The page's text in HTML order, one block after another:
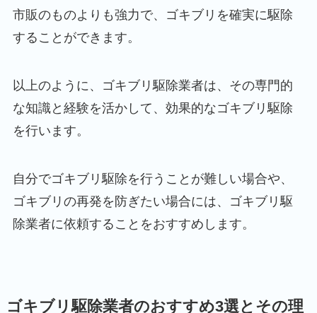
市販のものよりも強力で、ゴキブリを確実に駆除
することができます。
以上のように、ゴキブリ駆除業者は、その専門的
な知識と経験を活かして、効果的なゴキブリ駆除
を行います。
自分でゴキブリ駆除を行うことが難しい場合や、
ゴキブリの再発を防ぎたい場合には、ゴキブリ駆
除業者に依頼することをおすすめします。
ゴキブリ駆除業者のおすすめ3選とその理